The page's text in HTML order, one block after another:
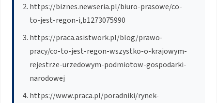
https://biznes.newseria.pl/biuro-prasowe/co-
to-jest-regon-i,b1273075990
https://praca.asistwork.pl/blog/prawo-
pracy/co-to-jest-regon-wszystko-o-krajowym-
rejestrze-urzedowym-podmiotow-gospodarki-
narodowej
https://www.praca.pl/poradniki/rynek-